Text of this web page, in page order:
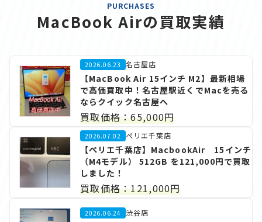
PURCHASES
MacBook Airの買取実績
2026.06.23 名古屋店
【MacBook Air 15インチ M2】最新相場
で高価買取中！名古屋駅近くでMacを売る
ならクイック名古屋へ
買取価格：65,000円
2026.07.02 ぺリエ千葉店
【ぺリエ千葉店】MacbookAir 15インチ
（M4モデル） 512GB を121,000円で買取
しました！
買取価格：121,000円
2026.06.24 渋谷店